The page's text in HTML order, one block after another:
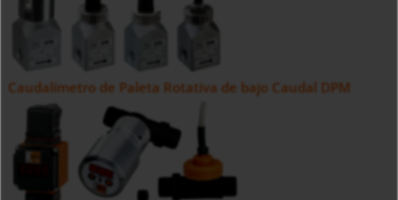
Caudalímetro de Paleta Rotativa de bajo Caudal DPM